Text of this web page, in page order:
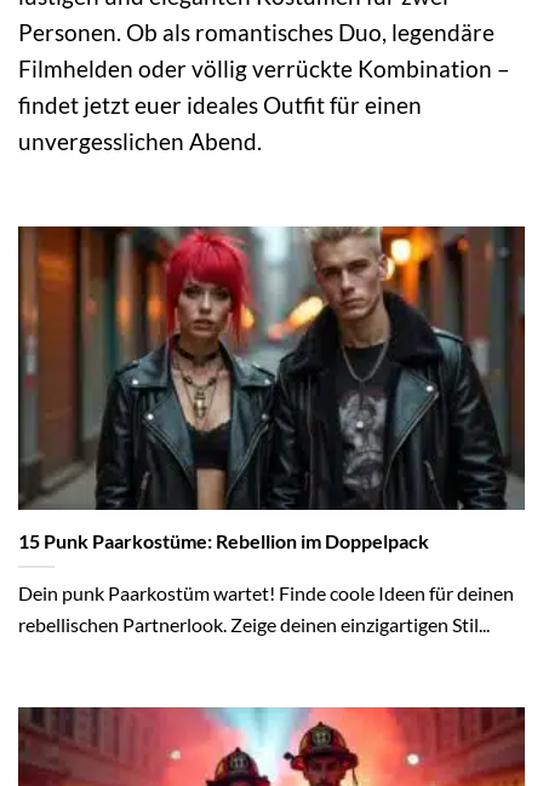
Personen. Ob als romantisches Duo, legendäre
Filmhelden oder völlig verrückte Kombination –
findet jetzt euer ideales Outfit für einen
unvergesslichen Abend.
15 Punk Paarkostüme: Rebellion im Doppelpack
Dein punk Paarkostüm wartet! Finde coole Ideen für deinen
rebellischen Partnerlook. Zeige deinen einzigartigen Stil...